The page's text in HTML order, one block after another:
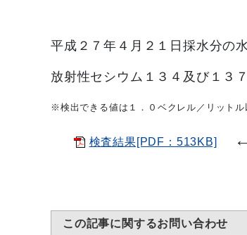
平成２７年４月２１日採水分の
放射性セシウム１３４及び１３
※検出できる値は１．０ベクレル／リットル
検査結果[PDF：513KB]
この記事に関するお問い合わせ